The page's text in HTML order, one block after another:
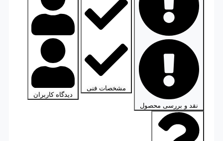
نقد و بررسی محصول
مشخصات فنی
دیدگاه کاربران